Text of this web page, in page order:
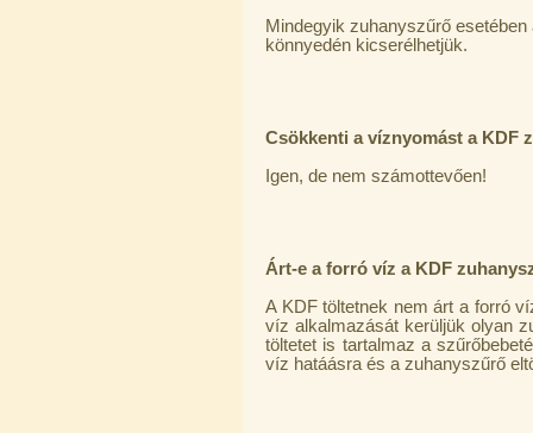
Mindegyik zuhanyszűrő
könnyedén kicserélhetjük.
Csökkenti a víznyomást a KDF
Igen, de nem számottevően!
Árt-e a forró víz a KDF
A KDF töltetnek nem árt a forró
víz alkalmazását kerüljük olyan
töltetet is tartalmaz a
víz hatáásra és a zuhanyszűrő